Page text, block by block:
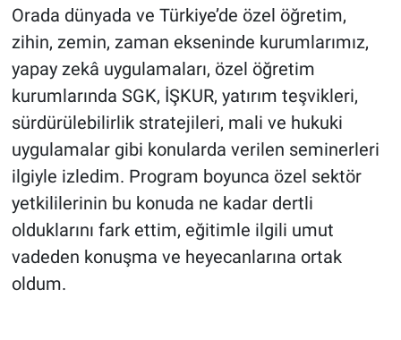
Orada dünyada ve Türkiye’de özel öğretim,
zihin, zemin, zaman ekseninde kurumlarımız,
yapay zekâ uygulamaları, özel öğretim
kurumlarında SGK, İŞKUR, yatırım teşvikleri,
sürdürülebilirlik stratejileri, mali ve hukuki
uygulamalar gibi konularda verilen seminerleri
ilgiyle izledim. Program boyunca özel sektör
yetkililerinin bu konuda ne kadar dertli
olduklarını fark ettim, eğitimle ilgili umut
vadeden konuşma ve heyecanlarına ortak
oldum.